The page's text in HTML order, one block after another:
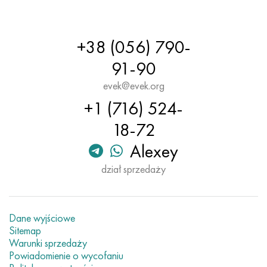
+38 (056) 790-
91-90
evek@evek.org
+1 (716) 524-
18-72
Alexey
dział sprzedaży
Dane wyjściowe
Sitemap
Warunki sprzedaży
Powiadomienie o wycofaniu
45HN2MFA, k2425, 45hnmf